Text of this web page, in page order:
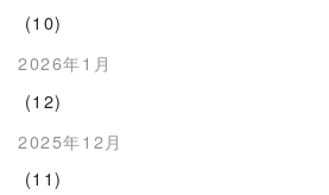
(10)
2026年1月
(12)
2025年12月
(11)